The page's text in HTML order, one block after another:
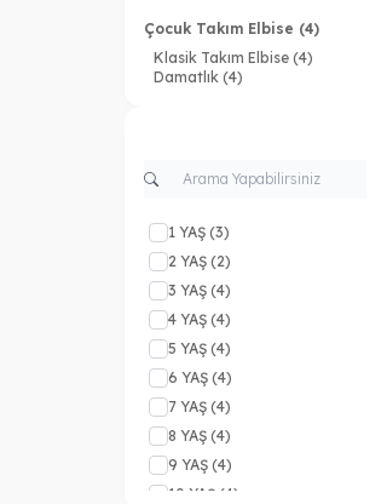
Çocuk Takım Elbise (4)
Klasik Takım Elbise (4)
Damatlık (4)
1 YAŞ (3)
2 YAŞ (2)
3 YAŞ (4)
4 YAŞ (4)
5 YAŞ (4)
6 YAŞ (4)
7 YAŞ (4)
8 YAŞ (4)
9 YAŞ (4)
10 YAŞ (4)